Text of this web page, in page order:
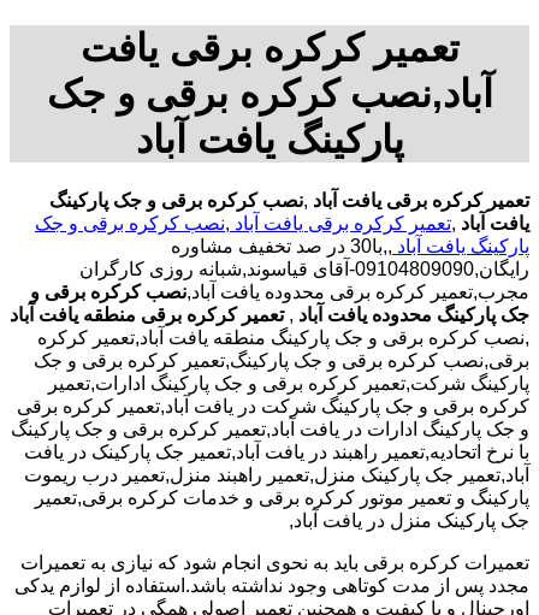
تعمیر کرکره برقی یافت
آباد,نصب کرکره برقی و جک
پارکینگ یافت آباد
تعمیر کرکره برقی یافت آباد ,نصب کرکره برقی و جک پارکینگ
یافت آباد ,تعمیر کرکره برقی یافت آباد ,نصب کرکره برقی و جک
پارکینگ یافت آباد
,,با30 در صد تخفیف مشاوره
رایگان,09104809090-آقای قیاسوند,شبانه روزی کارگران
مجرب,تعمیر کرکره برقی محدوده یافت آباد,نصب کرکره برقی و
جک پارکینگ محدوده یافت آباد , تعمیر کرکره برقی منطقه یافت آباد
,نصب کرکره برقی و جک پارکینگ منطقه یافت آباد,تعمیر کرکره
برقی,نصب کرکره برقی و جک پارکینگ,تعمیر کرکره برقی و جک
پارکینگ شرکت,تعمیر کرکره برقی و جک پارکینگ ادارات,تعمیر
کرکره برقی و جک پارکینگ شرکت در یافت آباد,تعمیر کرکره برقی
و جک پارکینگ ادارات در یافت آباد,تعمیر کرکره برقی و جک پارکینگ
با نرخ اتحادیه,تعمیر راهبند در یافت آباد,تعمیر جک پارکینک در یافت
آباد,تعمیر جک پارکینک منزل,تعمیر راهبند منزل,تعمیر درب ریموت
پارکینگ و تعمیر موتور کرکره برقی و خدمات کرکره برقی,تعمیر
جک پارکینک منزل در یافت آباد,
تعمیرات کرکره برقی باید به نحوی انجام شود که نیازی به تعمیرات
مجدد پس از مدت کوتاهی وجود نداشته باشد.استفاده از لوازم یدکی
اورجینال و با کیفیت و همچنین تعمیر اصولی همگی در تعمیرات